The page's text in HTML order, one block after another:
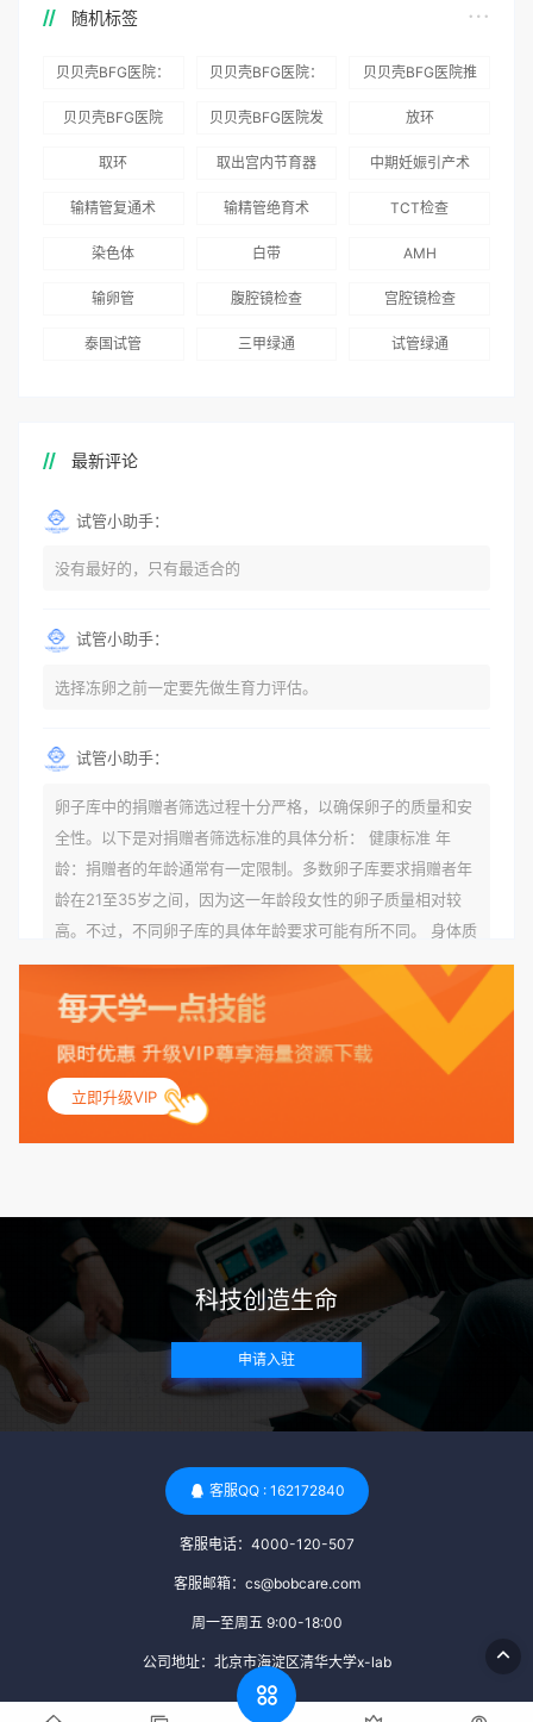
随机标签
贝贝壳BFG医院：
务
贝贝壳BFG医院：
术”和“法律支持”
贝贝壳BFG医院推
贝贝壳BFG医院
贝贝壳BFG医院发
国版）》
放环
取环 取出宫内节育器 中期妊娠引产术
输精管复通术 输精管绝育术 TCT检查
染色体 白带 AMH
输卵管 腹腔镜检查 宫腔镜检查
泰国试管 三甲绿通 试管绿通
最新评论
试管小助手：
没有最好的，只有最适合的
试管小助手：
选择冻卵之前一定要先做生育力评估。
试管小助手：
卵子库中的捐赠者筛选过程十分严格，以确保卵子的质量和安
全性。以下是对捐赠者筛选标准的具体分析： 健康标准 年
龄：捐赠者的年龄通常有一定限制。多数卵子库要求捐赠者年
龄在21至35岁之间，因为这一年龄段女性的卵子质量相对较
高。不过，不同卵子库的具体年龄要求可能有所不同。 身体质
量指数（BMI）：捐赠者的BMI通常需要在正常范围内，以确
保其身体健康状况良好。过高的BMI可能与多种健康问题相关
联，包括不孕症和妊娠并发症。 生殖健康：捐赠者需要有规律
的月经期，无生殖障碍或异常问题。此外，还需要进行详细的
妇科检查，以确保其生殖系统的健康。 遗传病史与家族病史：
捐赠者及其家庭成员需要无严重的遗传病史、精神病史和传染
病史。这通常需要通过基因检测、家族史调查和医疗记录审查
带任何可传染给受卵者的病原体。 药物与生活习惯：捐赠者需
要是非尼古丁使用者、非吸烟者、非吸毒者，并且未使用可能
影响卵子质量的药物，如某些精神药物和避孕植入物。 学历与
心理标准 学历要求：部分卵子库对捐赠者的学历有一定要求，
但这并非普遍标准。一些卵子库可能更倾向于选择受过高等教
育的女性作为捐赠者，但这并不是绝对的筛选条件。 心理状态
评估：捐赠者需要进行心理状态评估，以确定其对捐赠过程的
于确保捐赠者在捐赠过程中保持积极的心态，并理解其捐赠行
为的意义。 其他标准 责任心与沟通能力：由于捐卵过程的时
间不确定性，捐赠者需要有责任心，善于沟通，并尊重预约和
时间表。这有助于确保捐赠周期的顺利进行，并保障受卵者的
明等材料，并接受卵子库的全面审查和评估。 综上所述，卵子
库中的捐赠者筛选过程涉及多个方面，包括健康、学历、心理
立即升级VIP
科技创造生命
申请入驻
客服QQ : 162172840
客服电话：4000-120-507
客服邮箱：cs@bobcare.com
周一至周五 9:00-18:00
公司地址：北京市海淀区清华大学x-lab